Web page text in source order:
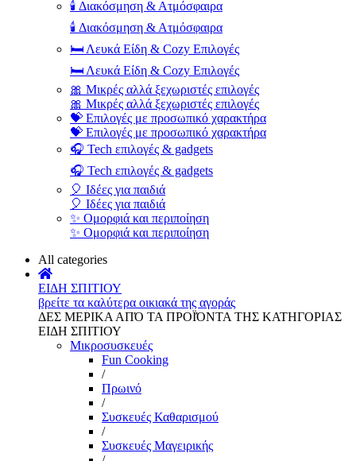
🕯️ Διακόσμηση & Ατμόσφαιρα
🕯️ Διακόσμηση & Ατμόσφαιρα
🛏️ Λευκά Είδη & Cozy Επιλογές
🛏️ Λευκά Είδη & Cozy Επιλογές
🎀 Μικρές αλλά ξεχωριστές επιλογές
🎀 Μικρές αλλά ξεχωριστές επιλογές
💝 Επιλογές με προσωπικό χαρακτήρα
💝 Επιλογές με προσωπικό χαρακτήρα
🎧 Tech επιλογές & gadgets
🎧 Tech επιλογές & gadgets
🎈 Ιδέες για παιδιά
🎈 Ιδέες για παιδιά
✨ Ομορφιά και περιποίηση
✨ Ομορφιά και περιποίηση
All categories
ΕΙΔΗ ΣΠΙΤΙΟΥ
βρείτε τα καλύτερα οικιακά της αγοράς
ΔΕΣ ΜΕΡΙΚΑ ΑΠΌ ΤΑ ΠΡΟΪΌΝΤΑ ΤΗΣ ΚΑΤΗΓΟΡΙΑΣ
ΕΙΔΗ ΣΠΙΤΙΟΥ
Μικροσυσκευές
Fun Cooking
/
Πρωινό
/
Συσκευές Καθαρισμού
/
Συσκευές Μαγειρικής